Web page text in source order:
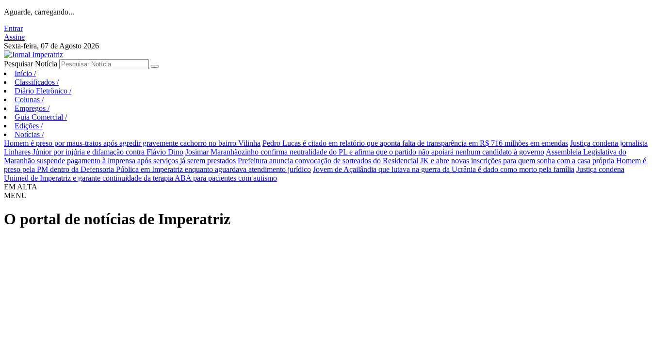
Aguarde, carregando...
Entrar
Assine
Sexta-feira, 07 de Agosto 2026
Pesquisar Notícia
Início /
Classificados /
Diário Eletrônico /
Colunas /
Empregos /
Guia Comercial /
Edições /
Notícias /
Homem é preso por maus-tratos após agredir gravemente cachorro no bairro Vilinha Pedro Lucas é citado em relatório que aponta falta de transparência em R$ 716 milhões em emendas Justiça condena jornalista
Linhares Júnior por injúria e difamação contra Flávio Dino Josimar Maranhãozinho confirma neutralidade do PL e afirma que o partido não apoiará nenhum candidato à governo Assembleia Legislativa do
Maranhão suspende pagamento à imprensa após serviços já serem prestados Prefeitura anuncia convocação de sorteados do Residencial JK e abre novas inscrições para quem sonha com a casa própria Homem é
preso pela PM dentro da Defensoria Pública em Imperatriz enquanto aguardava atendimento jurídico Jovem de Açailândia que lutava na guerra da Ucrânia é dado como morto pela família Justiça condena
Unimed de Imperatriz e garante continuidade da terapia ABA para pacientes com autismo
EM ALTA
MENU
O portal de notícias de Imperatriz